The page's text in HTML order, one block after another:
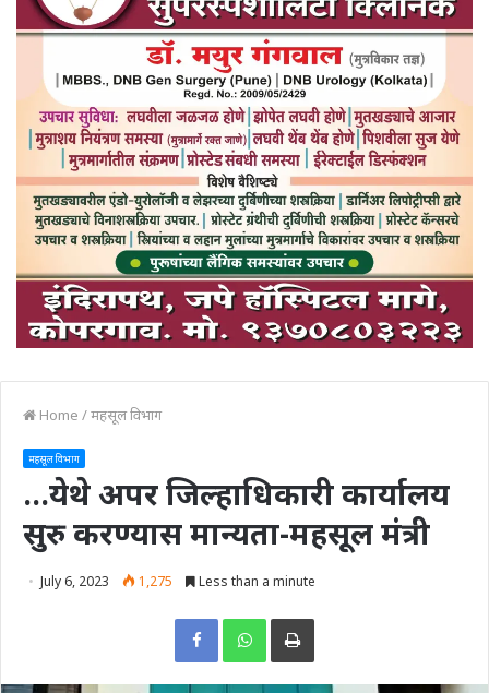
Home /महसूल विभाग
महसूल विभाग
…येथे अपर जिल्हाधिकारी कार्यालय
सुरु करण्यास मान्यता-महसूल मंत्री
July 6, 2023 1,275 Less than a minute
Print